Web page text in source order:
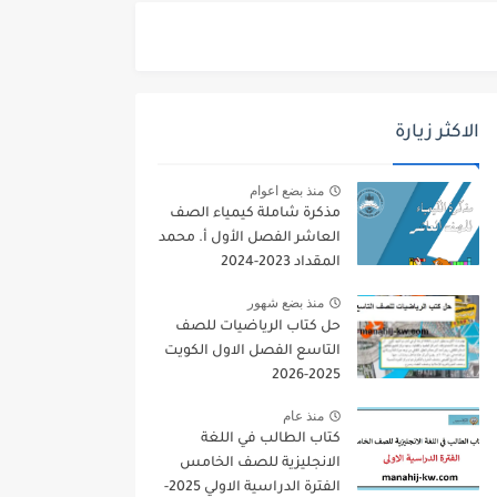
الاكثر زيارة
منذ بضع اعوام
مذكرة شاملة كيمياء الصف
العاشر الفصل الأول أ. محمد
المقداد 2023-2024
منذ بضع شهور
حل كتاب الرياضيات للصف
التاسع الفصل الاول الكويت
2025-2026
منذ عام
كتاب الطالب في اللغة
الانجليزية للصف الخامس
الفترة الدراسية الاولي 2025-